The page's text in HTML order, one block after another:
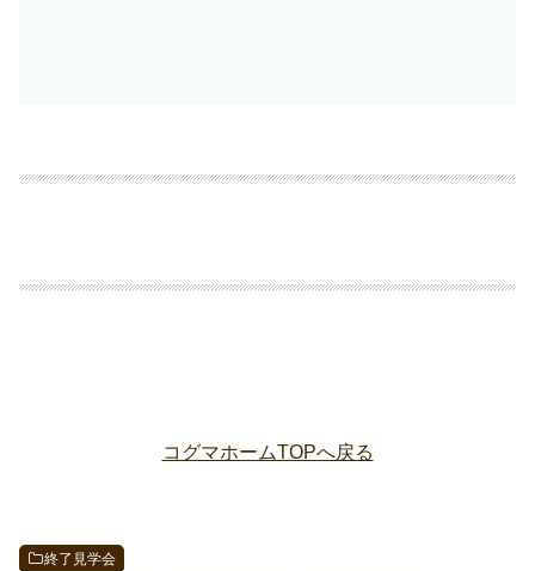
コグマホームTOPへ戻る
終了見学会